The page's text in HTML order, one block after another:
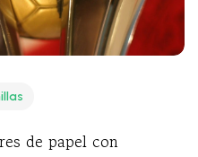
de papel con